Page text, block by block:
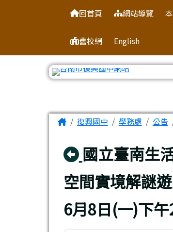
臺南市復興國中網
回首頁 網站導覽
舊校網 English
主內容區域
Home復興國中 學務處 公告
回上頁
國立臺南生
空間實境解謎
6月8日(一)下午
頁尾區域